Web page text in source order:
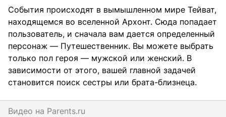
События происходят в вымышленном мире Тейват,
находящемся во вселенной Архонт. Сюда попадает
пользователь, и сначала вам дается определенный
персонаж — Путешественник. Вы можете выбрать
только пол героя — мужской или женский. В
зависимости от этого, вашей главной задачей
становится поиск сестры или брата-близнеца.
Видео на parents.ru